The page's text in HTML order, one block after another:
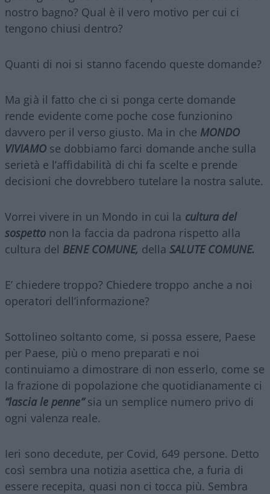
nostro bagno? Qual è il vero motivo per cui ci
tengono chiusi dentro?
Quanti di noi si stanno facendo queste domande?
Ma già il fatto che ci si ponga certe domande
rende evidente come poche cose funzionino
davvero per il verso giusto. Ma in che MONDO
VIVIAMOse dobbiamo farci domande anche sulla
serietà e l’affidabilità di chi fa scelte e prende
decisioni che dovrebbero tutelare la nostra salute.
Vorrei vivere in un Mondo in cui la cultura del
sospetto non la faccia da padrona rispetto alla
cultura del BENE COMUNE, della SALUTE COMUNE.
E’ chiedere troppo? Chiedere troppo anche a noi
operatori dell’informazione?
Sottolineo soltanto come, si possa essere, Paese
per Paese, più o meno preparati e noi
continuiamo a dimostrare di non esserlo, come se
la frazione di popolazione che quotidianamente ci
“lascia le penne”sia un semplice numero privo di
ogni valenza reale.
Ieri sono decedute, per Covid, 649 persone. Detto
così sembra una notizia asettica che, a furia di
essere recepita, quasi non ci tocca più. Sembra